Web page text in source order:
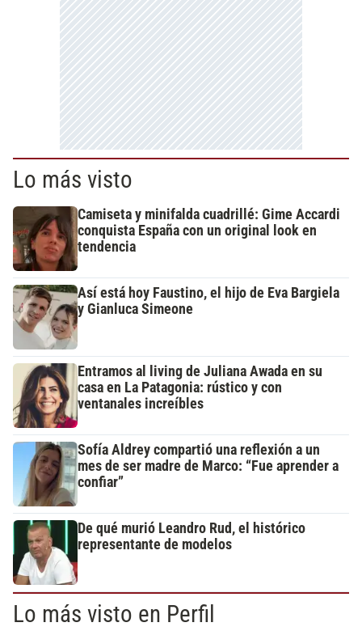
Lo más visto
Camiseta y minifalda cuadrillé: Gime Accardi
conquista España con un original look en
tendencia
Así está hoy Faustino, el hijo de Eva Bargiela
y Gianluca Simeone
Entramos al living de Juliana Awada en su
casa en La Patagonia: rústico y con
ventanales increíbles
Sofía Aldrey compartió una reflexión a un
mes de ser madre de Marco: “Fue aprender a
confiar”
De qué murió Leandro Rud, el histórico
representante de modelos
Lo más visto en Perfil